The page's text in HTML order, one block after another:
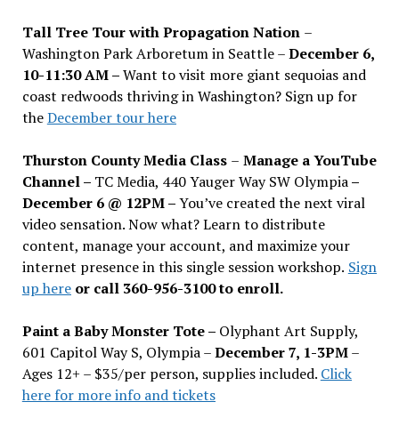
Tall Tree Tour with Propagation Nation –
Washington Park Arboretum in Seattle –December 6,
10-11:30 AM –Want to visit more giant sequoias and
coast redwoods thriving in Washington? Sign up for
theDecember tour here
Thurston County Media Class – Manage a YouTube
Channel – TC Media, 440 Yauger Way SW Olympia–
December 6 @ 12PM –You’ve created the next viral
video sensation. Now what? Learn to distribute
content, manage your account, and maximize your
internet presence in this single session workshop. Sign
up hereor call 360-956-3100 to enroll.
Paint a Baby Monster Tote – Olyphant Art Supply,
601 Capitol Way S, Olympia –December 7, 1-3PM–
Ages 12+ – $35/per person, supplies included. Click
here for more info and tickets